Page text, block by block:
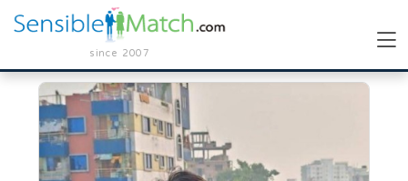
since 2007